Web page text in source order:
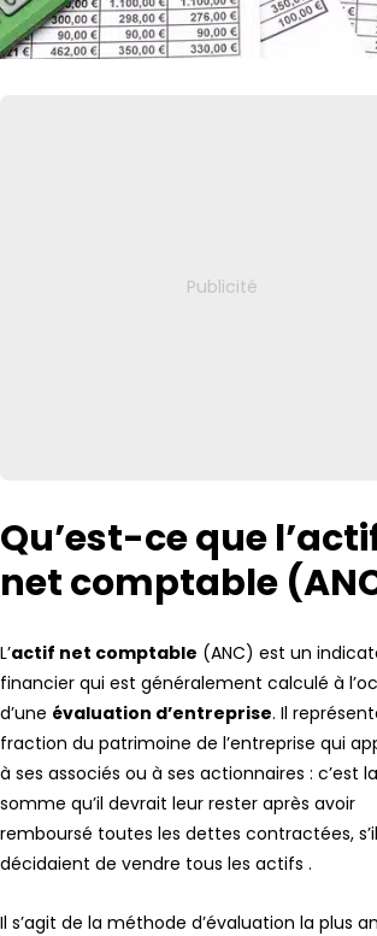
Qu’est-ce que
net comptable
L’actif net comptable (ANC) est un
financier qui est généralement calculé à
d’une évaluation d’entreprise. Il
fraction du patrimoine de l’entreprise qui
à ses associés ou à ses actionnaires : c’est la
somme qu’il devrait leur rester après avoir
remboursé toutes les dettes contractées,
décidaient de vendre tous les actifs .
Il s’agit de la méthode d’évaluation la plus